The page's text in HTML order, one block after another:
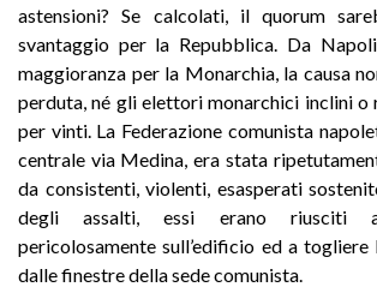
astensioni? Se calcolati, il quorum
svantaggio per la Repubblica. Da
maggioranza per la Monarchia, la causa
perduta, né gli elettori monarchici inclini o
per vinti. La Federazione comunista
centrale via Medina, era stata
da consistenti, violenti, esasperati
degli assalti, essi erano riusciti
pericolosamente sull’edificio ed a togliere
dalle finestre della sede comunista.